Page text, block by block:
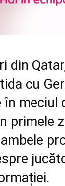
din
cu
meciul
primele